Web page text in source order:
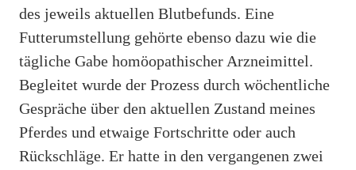
des jeweils aktuellen Blutbefunds. Eine
Futterumstellung gehörte ebenso dazu wie die
tägliche Gabe homöopathischer Arzneimittel.
Begleitet wurde der Prozess durch wöchentliche
Gespräche über den aktuellen Zustand meines
Pferdes und etwaige Fortschritte oder auch
Rückschläge. Er hatte in den vergangenen zwei